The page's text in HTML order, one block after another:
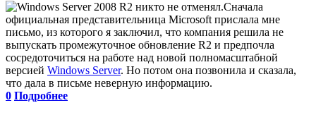
Сначала
официальная представительница Microsoft прислала мне
письмо, из которого я заключил, что компания решила не
выпускать промежуточное обновление R2 и предпочла
сосредоточиться на работе над новой полномасштабной
версией Windows Server. Но потом она позвонила и сказала,
что дала в письме неверную информацию.
0 Подробнее